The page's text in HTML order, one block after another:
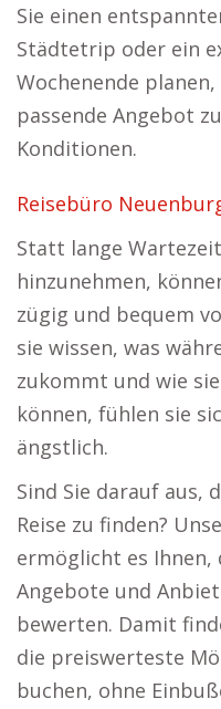
Sie einen
Städtetrip oder ein
Wochenende
passende Angebot
Konditionen.
Reisebüro
Statt lange
hinzunehmen,
zügig und bequem
sie wissen, was
zukommt und wie
können, fühlen sie
ängstlich.
Sind Sie darauf aus,
Reise zu finden?
ermöglicht es Ihnen,
Angebote und
bewerten. Damit
die preiswerteste
buchen, ohne